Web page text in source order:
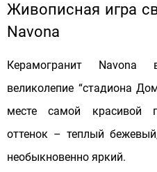
Живописная игра
Navona
Керамогранит
великолепие “стадиона
месте самой красивой
оттенок – теплый
необыкновенно яркий.